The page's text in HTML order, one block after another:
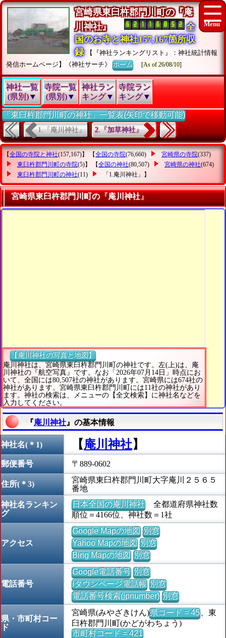
宮崎県東臼杵郡門川町の『庵
川神社』
全
国のお寺と神社157,167箇所収
録
【『神社ランキングリスト』：神社統計情報
発信ホームページ】《神社サーチ》ホーム [As of 26/08/10]
神社一覧
(県別)▼
寺院一覧
(県別)▼
神社ラン
キング▼
寺院ラン
キング▼
「東臼杵郡門川町の神社」一覧表(矢印で移動可能)
1.『庵川神社』 2.『加草神社』
【全国の寺院と神社(157,167)】 【全国の寺院(76,660) 宮崎県の寺院(337)
東臼杵郡門川町の寺院(5)】 【全国の神社(80,507) 宮崎県の神社(674)
東臼杵郡門川町の神社(11) 「1.庵川神社」 】
宮崎県東臼杵郡門川町の『庵川神社』
【庵川神社の写真と地図】
庵川神社は、宮崎県東臼杵郡門川町の神社です。左(上)は、庵
川神社の『航空写真』です。なお「2026年07月14日」時点にお
いて、全国には80,507社の神社があります。宮崎県には674社の
神社があります。宮崎県東臼杵郡門川町には11社の神社があり
ます。神社の検索は、メニューの【全文検索】に神社名などを
入力してください。
『庵川神社 』の基本情報
神社名(＊1) 【庵川神社】
郵便番号 〒889-0602
住所(＊3)
宮崎県東臼杵郡門川町大字庵川２５６５
番地
神社名ランキン
グ
日本全国の庵川神社全都道府県神社数
順位＝4166位、神社数＝1社
アクセス
Google Mapの地図 別窓
Yahoo Mapの地図 別窓
Bing Mapの地図 別窓
電話番号
Google電話番号 別窓
iタウンページ電話帳 別窓
電話番号検索(jpnumber) 別窓
県・市町村コー
ド
宮崎県(みやざきけん)県コード = 45、東
臼杵郡門川町(かどがわちょう)
市町村コード = 421